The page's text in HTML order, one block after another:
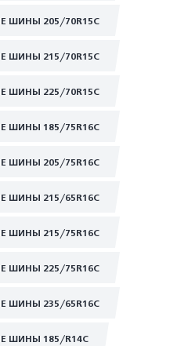
ШИНЫ 205/70R15C
ШИНЫ 215/70R15C
ШИНЫ 225/70R15C
ШИНЫ 185/75R16C
ШИНЫ 205/75R16C
ШИНЫ 215/65R16C
ШИНЫ 215/75R16C
ШИНЫ 225/75R16C
ШИНЫ 235/65R16C
ШИНЫ 185/R14C